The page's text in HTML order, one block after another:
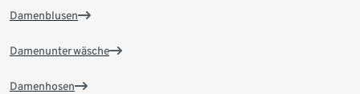
Damenblusen
Damenunterwäsche
Damenhosen